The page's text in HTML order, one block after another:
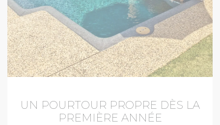
UN POURTOUR PROPRE DÈS LA
PREMIÈRE ANNÉE